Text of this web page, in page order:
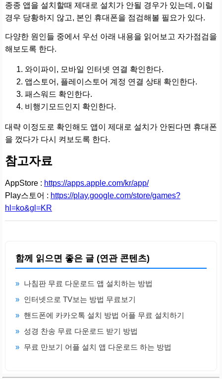
종종 앱을 설치할때 제대로 설치가 안될 경우가 있는데, 이럴
경우 당황하지 않고, 본인 휴대폰을 점검해볼 필요가 있다.
다양한 원인들 중에서 우선 아래 내용을 읽어보고 자가점검을
해보도록 한다.
와이파이, 모바일 인터넷 연결 확인한다.
앱스토어, 플레이스토어 계정 연결 상태 확인한다.
패스워드 확인한다.
비행기모드인지 확인한다.
대략 이정도로 확인해도 앱이 제대로 설치가 안된다면 휴대폰
을 껐다가 다시 켜보도록 한다.
참고자료
AppStore : https://apps.apple.com/kr/app/
Play스토어 : https://play.google.com/store/games?
hl=ko&gl=KR
함께 읽으면 좋은 글 (연관 콘텐츠)
» 나침판 무료 다운로드 앱 설치하는 방법
» 인터넷으로 TV보는 방법 무료보기
» 핸드폰에 카카오톡 설치 방법 어플 무료 설치하기
» 성경 찬송 무료 다운로드 받기 방법
» 무료 만보기 어플 설치 앱 다운로드 하는 방법